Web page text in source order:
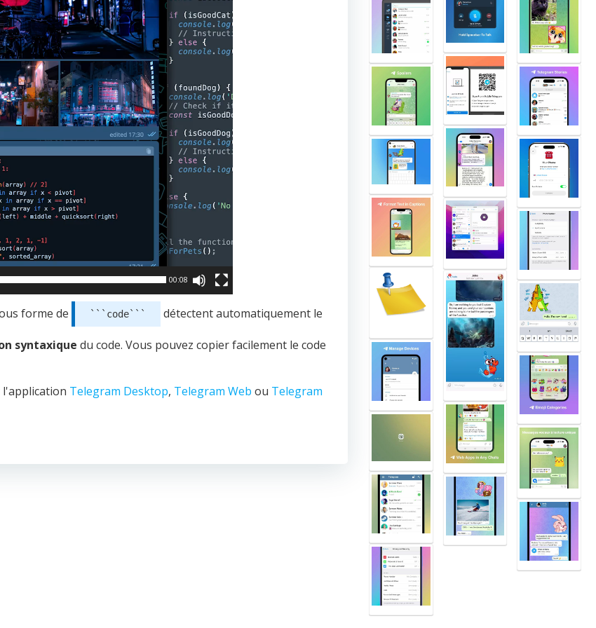
00:08
forme de ```code``` détectent automatiquement le
syntaxique du code. Vous pouvez copier facilement le code
l'application Telegram Desktop, Telegram Web ou Telegram